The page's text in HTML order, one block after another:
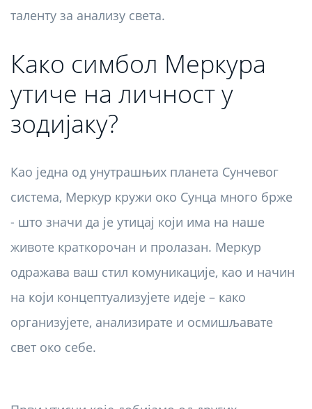
таленту за анализу света.
Како симбол Меркура
утиче на личност у
зодијаку?
Као једна од унутрашњих планета Сунчевог
система, Меркур кружи око Сунца много брже
- што значи да је утицај који има на наше
животе краткорочан и пролазан. Меркур
одражава ваш стил комуникације, као и начин
на који концептуализујете идеје – како
организујете, анализирате и осмишљавате
свет око себе.